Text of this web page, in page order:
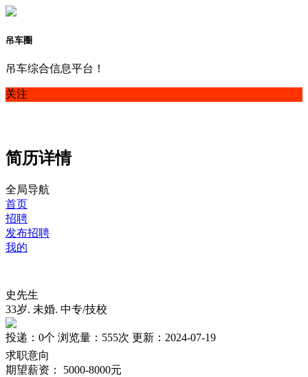
吊车圈
吊车综合信息平台！
关注
简历详情
全局导航
首页
招聘
发布招聘
我的
史先生
33岁. 未婚. 中专/技校
投递： 0个 浏览量： 555次 更新： 2024-07-19
求职意向
期望薪资：
5000-8000元